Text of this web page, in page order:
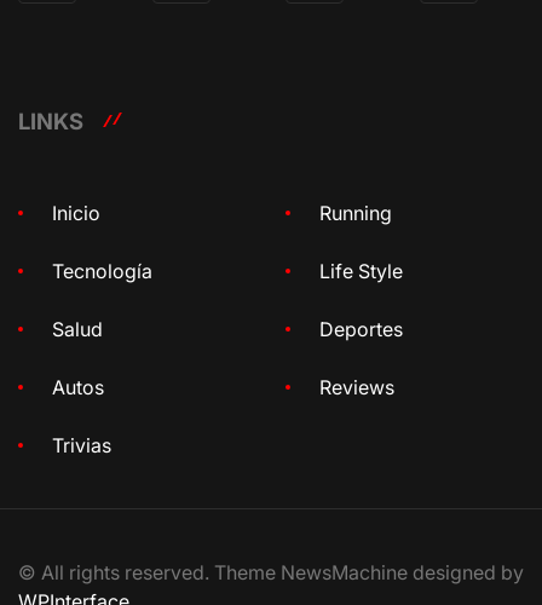
LINKS
Inicio Running
Tecnología Life Style
Salud Deportes
Autos Reviews
Trivias
© All rights reserved. Theme NewsMachine designed by